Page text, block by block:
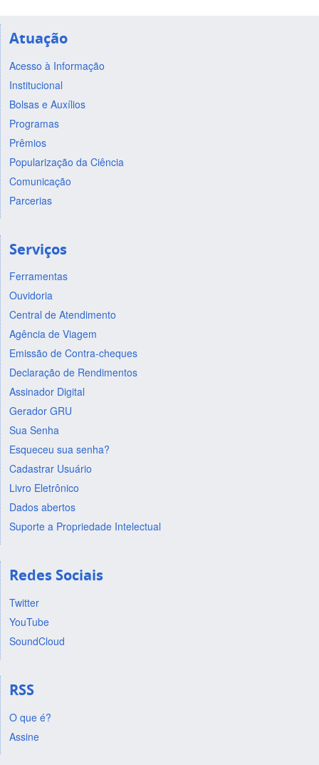
Atuação
Acesso à Informação
Institucional
Bolsas e Auxílios
Programas
Prêmios
Popularização da Ciência
Comunicação
Parcerias
Serviços
Ferramentas
Ouvidoria
Central de Atendimento
Agência de Viagem
Emissão de Contra-cheques
Declaração de Rendimentos
Assinador Digital
Gerador GRU
Sua Senha
Esqueceu sua senha?
Cadastrar Usuário
Livro Eletrônico
Dados abertos
Suporte a Propriedade Intelectual
Redes Sociais
Twitter
YouTube
SoundCloud
RSS
O que é?
Assine